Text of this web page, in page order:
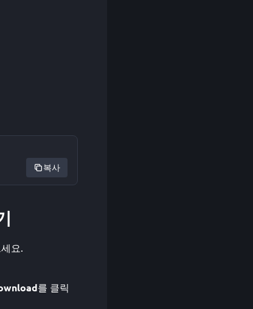
복사
요.
를 클릭